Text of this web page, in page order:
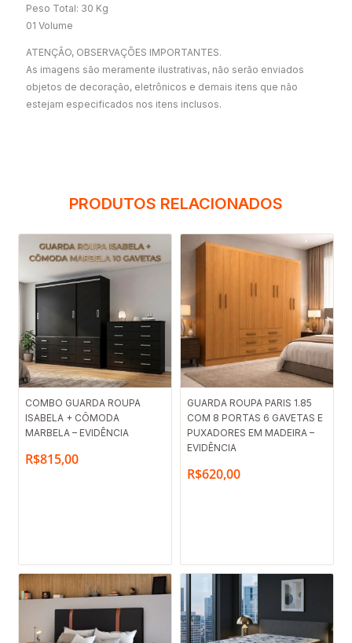
Peso Total: 30 Kg
01 Volume
ATENÇÃO, OBSERVAÇÕES IMPORTANTES.
As imagens são meramente ilustrativas, não serão enviados
objetos de decoração, eletrônicos e demais itens que não
estejam especificados nos itens inclusos.
PRODUTOS RELACIONADOS
COMBO GUARDA ROUPA
ISABELA + CÔMODA
MARBELA – EVIDÊNCIA
R$815,00
GUARDA ROUPA PARIS 1.85
COM 8 PORTAS 6 GAVETAS E
PUXADORES EM MADEIRA –
EVIDÊNCIA
R$620,00